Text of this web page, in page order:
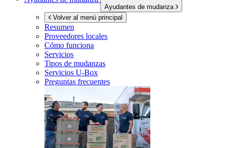
Ayudantes de mudanza
Volver al menú principal
Resumen
Proveedores locales
Cómo funciona
Servicios
Tipos de mudanzas
Servicios U-Box
Preguntas frecuentes